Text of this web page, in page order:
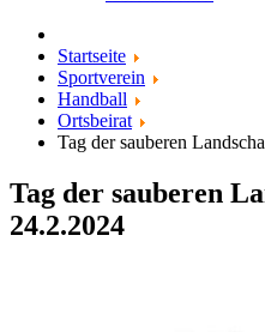
Startseite
Sportverein
Handball
Ortsbeirat
Tag der sauberen
Tag der sauberen
24.2.2024